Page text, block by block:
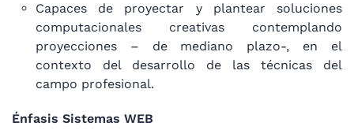
Capaces de proyectar y plantear soluciones
computacionales creativas contemplando
proyecciones – de mediano plazo-, en el
contexto del desarrollo de las técnicas del
campo profesional.
Énfasis Sistemas WEB